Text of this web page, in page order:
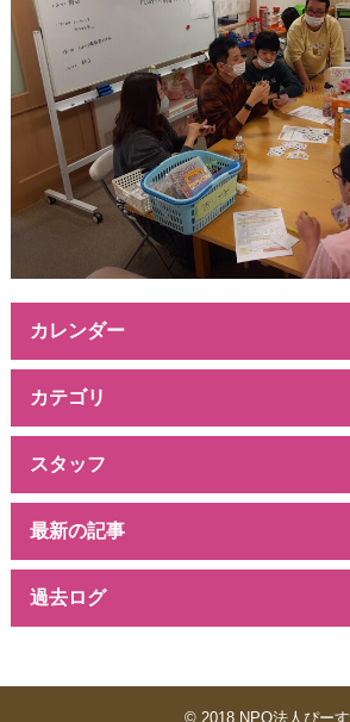
カレンダー
カテゴリ
スタッフ
最新の記事
過去ログ
© 2018 NPO法人ぴーす